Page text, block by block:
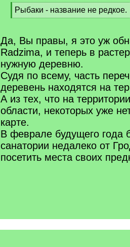
[
q
Рыбаки - название не редкое.
[
]
Да, Вы правы, я это уж
Radzima, и теперь в
нужную деревню.
Судя по всему, часть
деревень находятся на
А из тех, что на
области, некоторых уже
карте.
В феврале будущего года
санатории недалеко от
посетить места своих